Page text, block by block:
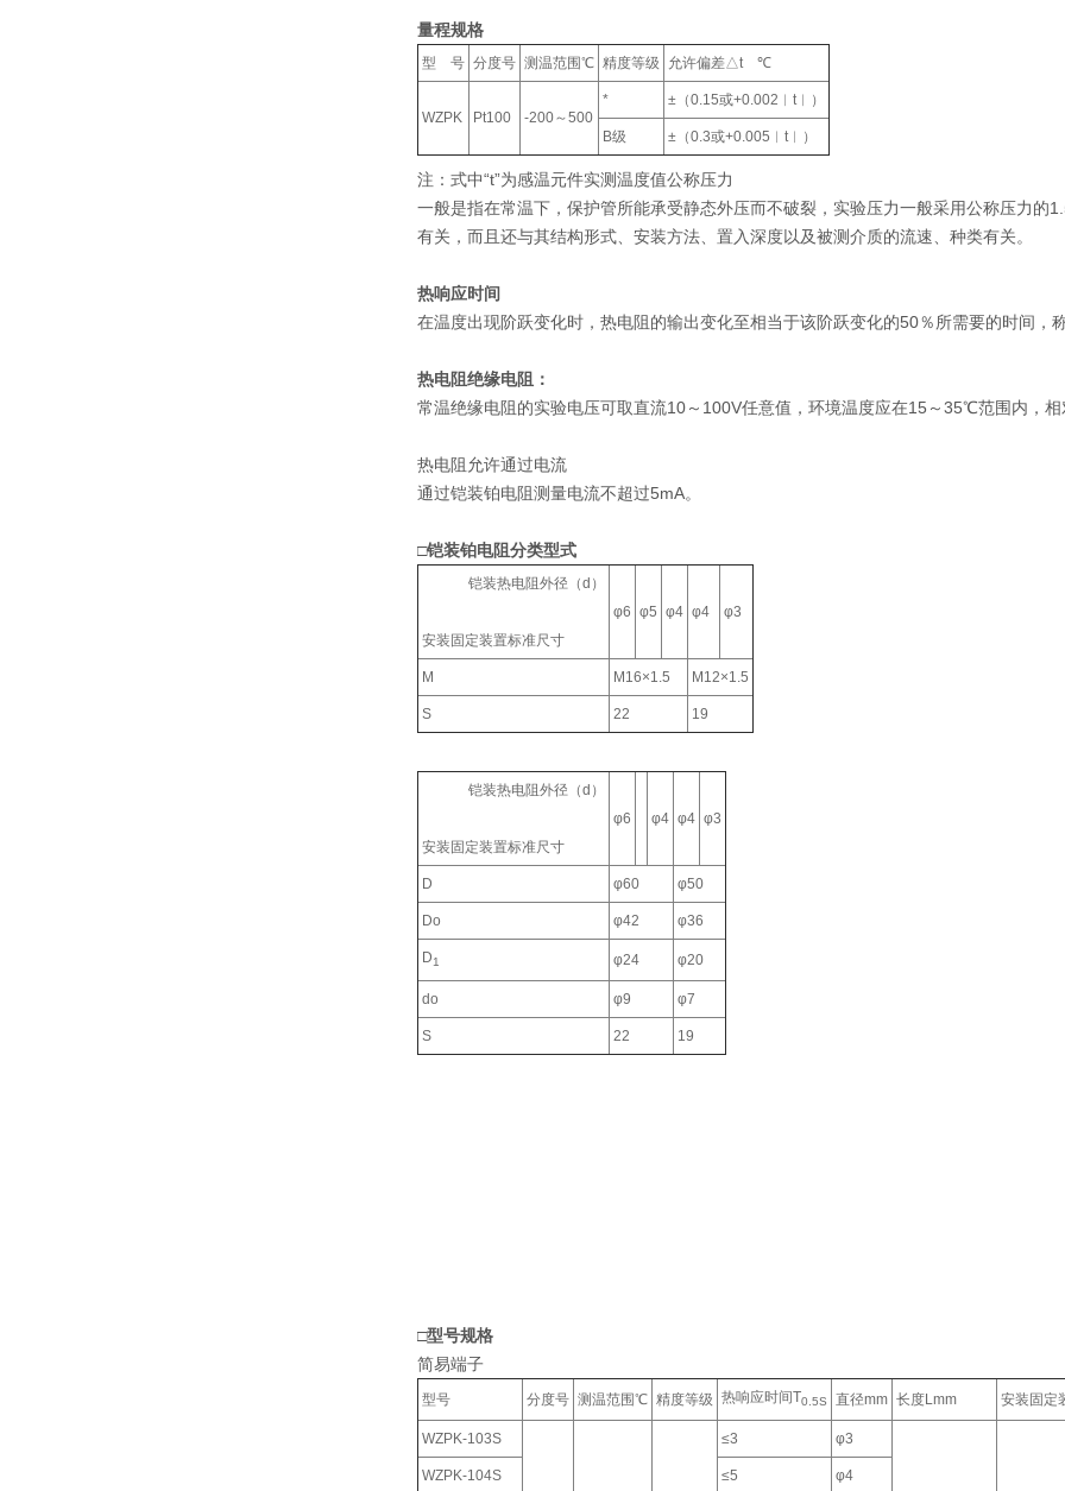
量程规格
型 号 分度号 测温范围℃ 精度等级 允许偏差△t ℃
WZPK Pt100 -200～500
* ±（0.15或+0.002︱t︱）
B级 ±（0.3或+0.005︱t︱）
注：式中“t”为感温元件实测温度值公称压力
一般是指在常温下，保护管所能承受静态外压而不破裂，实验压力一般采用公称压力的
有关，而且还与其结构形式、安装方法、置入深度以及被测介质的流速、种类有关。
热响应时间
在温度出现阶跃变化时，热电阻的输出变化至相当于该阶跃变化的50％所需要的时间，
热电阻绝缘电阻：
常温绝缘电阻的实验电压可取直流10～100V任意值，环境温度应在15～35℃范围内，
热电阻允许通过电流
通过铠装铂电阻测量电流不超过5mA。
□铠装铂电阻分类型式
铠装热电阻外径（d）
安装固定装置标准尺寸
φ6 φ5 φ4 φ4 φ3
M M16×1.5 M12×1.5
S 22 19
铠装热电阻外径（d）
安装固定装置标准尺寸
φ6 φ4 φ4 φ3
D φ60 φ50
Do φ42 φ36
D1 φ24 φ20
do φ9 φ7
S 22 19
□型号规格
简易端子
型号 分度号 测温范围℃ 精度等级 热响应时间T0.5S 直径mm 长度Lmm 安装固定
WZPK-103S ≤3 φ3
WZPK-104S ≤5 φ4